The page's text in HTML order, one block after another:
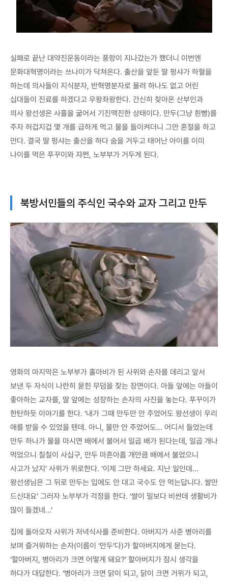
실패로 끝난 대약진운동이라는 풍랑이 지나갔는가 했더니 이번엔
문화대혁명이라는 쓰나미가 닥쳐온다. 출산을 앞둔 딸 펑샤가 하혈을
하는데 의사들이 지식분자, 반혁명분자로 몰려 하나도 없고 어린
십대들이 진료를 하겠다고 우왕좌왕한다. 간신히 찾아온 산부인과
의사 왕선생은 사흘을 굶어서 기진맥진한 상태이다. 만두(그냥 흰빵)를
주자 허겁지겁 몇 개를 급하게 먹고 물을 들이켜더니 그만 혼절을 하고
만다. 결국 딸 펑샤는 출산을 하다 숨을 거두고 태어난 아이를 이미
나이를 먹은 푸꾸이와 쟈쩐, 노부부가 거두게 된다.
북방서민들의 주식인 국수와 교자 그리고 만두
영화의 마지막은 노부부가 홀아비가 된 사위와 손자를 데리고 앞서
보낸 두 자식이 나란히 묻힌 무덤을 찾는 장면이다. 아들 앞에는 아들이
좋아하는 교자를, 딸 앞에는 성장하는 손자의 사진을 놓는다. 푸꾸이가
한탄하듯 이야기를 한다. ‘내가 그때 만두만 안 주었어도 왕선생이 우리
애를 받을 수 있었을 텐데. 아니, 물만 안 주었어도… 어디서 들었는데
만두 하나가 물을 마시면 배에서 불어서 일곱 배가 된다는데, 일곱 개나
먹었으니 칠칠이 사십구, 만두 마흔아홉 개만큼 배에서 불었으니
사고가 났지’ 사위가 위로한다. ‘이제 그만 하세요. 지난 일인데…
왕선생님은 그 뒤로 만두는 입에도 안 대고 국수도 안 먹는답니다. 쌀만
드신대요’ 그러자 노부부가 걱정을 한다. ‘쌀이 밀보다 비싼데 생활비가
많이 들겠네…’
집에 돌아오자 사위가 저녁식사를 준비한다. 아버지가 사준 병아리를
보며 즐거워하는 손자(이름이 ‘만두’다)가 할아버지에게 묻는다.
‘할아버지, 병아리가 크면 어떻게 돼요?’ 할아버지가 잠시 생각을
하다가 대답한다. ‘병아리가 크면 닭이 되고, 닭이 크면 거위가 되고,